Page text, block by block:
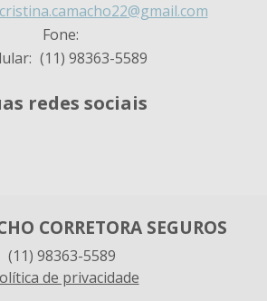
Fone:
(11) 98363-5589
redes sociais
CORRETORA SEGUROS
(11) 98363-5589
de privacidade